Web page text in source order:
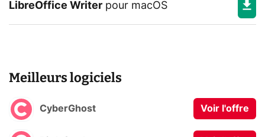
LibreOffice Writer pour macOS
Meilleurs logiciels
CyberGhost Voir l'offre